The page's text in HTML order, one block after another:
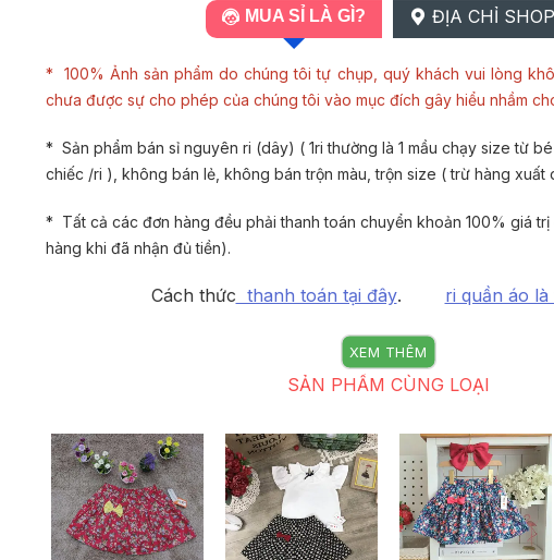
MUA SỈ LÀ GÌ? ĐỊA CHỈ SHOP
* 100% Ảnh sản phẩm do chúng tôi tự chụp, quý khách vui lòng
chưa được sự cho phép của chúng tôi vào mục đích gây hiểu nhầm
* Sản phẩm bán sỉ nguyên ri (dây) ( 1ri thường là 1 mầu chạy size từ
chiếc /ri ), không bán lẻ, không bán trộn màu, trộn size ( trừ hàng xuất
* Tất cả các đơn hàng đều phải thanh toán chuyển khoản 100% giá
hàng khi đã nhận đủ tiền).
Cách thức thanh toán tại đây. ri quần áo là
XEM THÊM
SẢN PHẨM CÙNG LOẠI